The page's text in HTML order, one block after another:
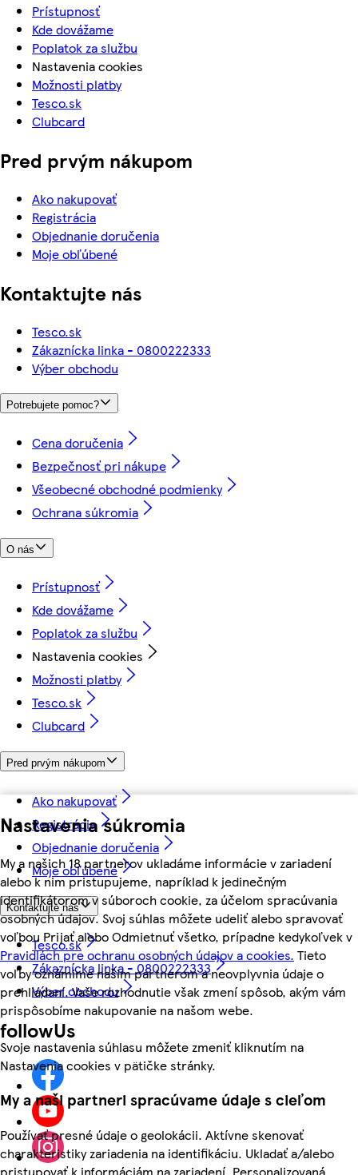
Nastavenia súkromia
My a našich 18 partnerov ukladáme informácie v zariadení
alebo k nim pristupujeme, napríklad k jedinečným
identifikátorom v súboroch cookie, za účelom spracúvania
osobných údajov. Svoj súhlas môžete udeliť alebo spravovať
voľbou Prijať alebo Odmietnuť všetko, prípadne kedykoľvek v
Pravidlách pre ochranu osobných údajov a cookies. Tieto
voľby oznámime našim partnerom a neovplyvnia údaje o
prehliadaní. Vaše rozhodnutie však zmení spôsob, akým vám
prispôsobíme nakupovanie na našom webe.
Svoje nastavenia súhlasu môžete zmeniť kliknutím na
Nastavenia cookies v pätičke stránky.
My a naši partneri spracúvame údaje s cieľom
Používať presné údaje o geolokácii. Aktívne skenovať
charakteristiky zariadenia na identifikáciu. Ukladať a/alebo
Prístupnosť
Kde dovážame
Poplatok za službu
Nastavenia cookies
Možnosti platby
Tesco.sk
Clubcard
Pred prvým nákupom
Ako nakupovať
Registrácia
Objednanie doručenia
Moje obľúbené
Kontaktujte nás
Tesco.sk
Zákaznícka linka - 0800222333
Výber obchodu
Potrebujete pomoc?
Cena doručenia
Bezpečnosť pri nákupe
Všeobecné obchodné podmienky
Ochrana súkromia
O nás
Prístupnosť
Kde dovážame
Poplatok za službu
Nastavenia cookies
Možnosti platby
Tesco.sk
Clubcard
Pred prvým nákupom
Ako nakupovať
Registrácia
Objednanie doručenia
Moje obľúbené
Kontaktujte nás
Tesco.sk
Zákaznícka linka - 0800222333
Výber obchodu
followUs